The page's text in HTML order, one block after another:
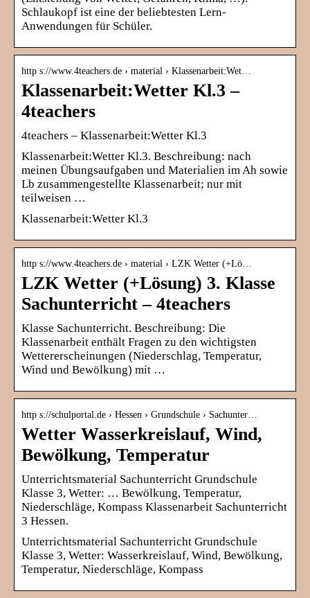
Schlaukopf ist eine der beliebtesten Lern-
Anwendungen für Schüler.
http s://www.4teachers.de › material › Klassenarbeit:Wet…
Klassenarbeit:Wetter Kl.3 –
4teachers
4teachers – Klassenarbeit:Wetter Kl.3
Klassenarbeit:Wetter Kl.3. Beschreibung: nach
meinen Übungsaufgaben und Materialien im Ah sowie
Lb zusammengestellte Klassenarbeit; nur mit
teilweisen …
Klassenarbeit:Wetter Kl.3
http s://www.4teachers.de › material › LZK Wetter (+Lö…
LZK Wetter (+Lösung) 3. Klasse
Sachunterricht – 4teachers
Klasse Sachunterricht. Beschreibung: Die
Klassenarbeit enthält Fragen zu den wichtigsten
Wettererscheinungen (Niederschlag, Temperatur,
Wind und Bewölkung) mit …
http s://schulportal.de › Hessen › Grundschule › Sachunter…
Wetter Wasserkreislauf, Wind,
Bewölkung, Temperatur
Unterrichtsmaterial Sachunterricht Grundschule
Klasse 3, Wetter: … Bewölkung, Temperatur,
Niederschläge, Kompass Klassenarbeit Sachunterricht
3 Hessen.
Unterrichtsmaterial Sachunterricht Grundschule
Klasse 3, Wetter: Wasserkreislauf, Wind, Bewölkung,
Temperatur, Niederschläge, Kompass